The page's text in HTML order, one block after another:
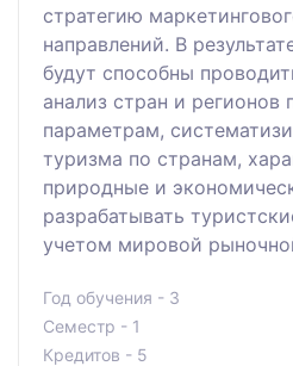
стратегию
направлений. В
будут способны
анализ стран и регионов
параметрам,
туризма по странам,
природные и
разрабатывать
учетом мировой
Год обучения - 3
Семестр - 1
Кредитов - 5